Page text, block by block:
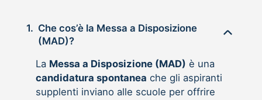
1. Che cos’è la Messa a Disposizione
(MAD)?
La Messa a Disposizione (MAD) è una
candidatura spontanea che gli aspiranti
supplenti inviano alle scuole per offrire